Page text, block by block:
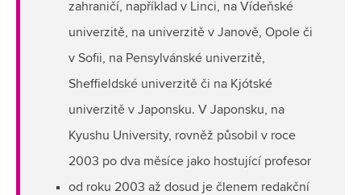
zahraničí, například v Linci, na Vídeňské
univerzitě, na univerzitě v Janově, Opole či
v Sofii, na Pensylvánské univerzitě,
Sheffieldské univerzitě či na Kjótské
univerzitě v Japonsku. V Japonsku, na
Kyushu University, rovněž působil v roce
2003 po dva měsíce jako hostující profesor
od roku 2003 až dosud je členem redakční